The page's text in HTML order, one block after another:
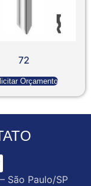
72
Orçamento
São Paulo/SP